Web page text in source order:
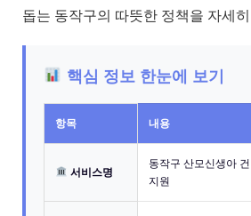
돕는 동작구의 따뜻한 정책을 자세
핵심 정보 한눈에 보기
항목 내용
서비스명
동작구 산모신생아
지원